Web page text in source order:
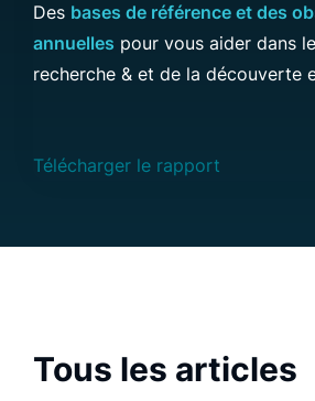
Des bases de référence et des
annuelles pour vous aider dans
recherche & et de la découverte
Télécharger le rapport
Tous les articles